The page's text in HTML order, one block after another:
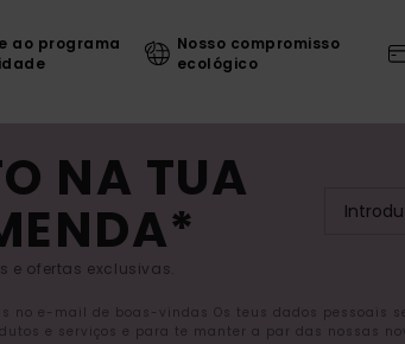
ao programa
Nosso compromisso
ecológico
NA TUA
e ofertas exclusivas.
e-mail de boas-vindas Os teus dados pessoais
e serviços e para te manter a par das nossas